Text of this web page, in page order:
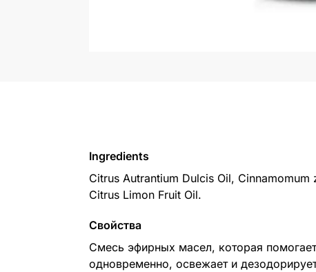
Ingredients
Citrus Autrantium Dulcis Oil,
Citrus Limon Fruit Oil.
Свойства
Смесь эфирных масел, которая
одновременно, освежает и